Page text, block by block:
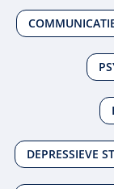
DEPRESSIEVE